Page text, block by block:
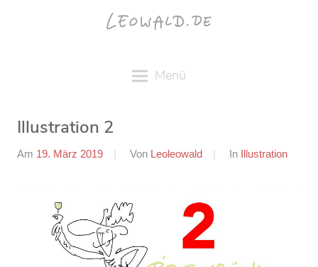
Menü
Illustration 2
Am 19. März 2019 Von Leoleowald In Illustration